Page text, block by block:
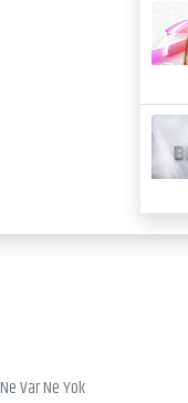
Ne Var Ne Yok